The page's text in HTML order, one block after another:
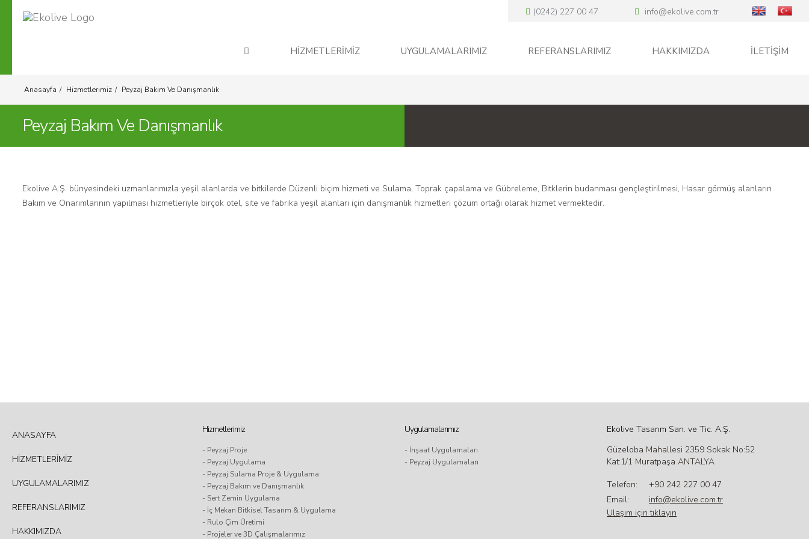
(0242) 227 00 47 info@ekolive.com.tr
HİZMETLERİMİZ UYGULAMALARIMIZ REFERANSLARIMIZ HAKKIMIZDA İLETİŞİM
Anasayfa Hizmetlerimiz Peyzaj Bakım Ve Danışmanlık
Peyzaj Bakım Ve Danışmanlık
Ekolive A.Ş. bünyesindeki uzmanlarımızla yeşil alanlarda ve bitkilerde Düzenli biçim hizmeti ve Sulama, Toprak çapalama ve Gübreleme, Bitklerin budanması gençleştirilmesi, Hasar görmüş alanların
Bakım ve Onarımlarının yapılması hizmetleriyle birçok otel, site ve fabrika yeşil alanları için danışmanlık hizmetleri çözüm ortağı olarak hizmet vermektedir.
ANASAYFA
HİZMETLERİMİZ
UYGULAMALARIMIZ
REFERANSLARIMIZ
HAKKIMIZDA
Hizmetlerimiz
- Peyzaj Proje
- Peyzaj Uygulama
- Peyzaj Sulama Proje & Uygulama
- Peyzaj Bakım ve Danışmanlık
- Sert Zemin Uygulama
- İç Mekan Bitkisel Tasarım & Uygulama
- Rulo Çim Üretimi
- Projeler ve 3D Çalışmalarımız
Uygulamalarımız
- İnşaat Uygulamaları
- Peyzaj Uygulamaları
Ekolive Tasarım San. ve Tic. A.Ş.
Güzeloba Mahallesi 2359 Sokak No:52
Kat:1/1 Muratpaşa ANTALYA
Telefon:
+90 242 227 00 47
Email:
info@ekolive.com.tr
Ulaşım için tıklayın